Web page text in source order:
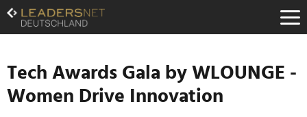
Zum
Inhalt
Zur
Navigation
Zur
Hauptnavigation
Tech Awards Gala by WLOUNGE -
Women Drive Innovation